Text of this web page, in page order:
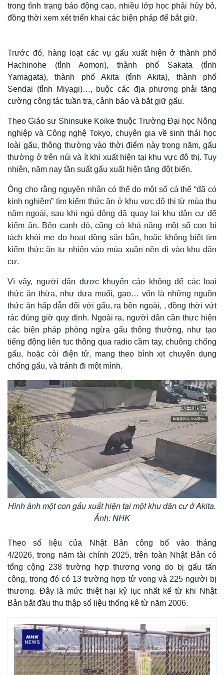
Cuộc sống đó đây
Hồ sơ
Ảnh
E-Magazine
Infographic
trong tình trạng báo động cao, nhiều lớp học phải hủy bỏ,
đồng thời xem xét triển khai các biện pháp để bắt giữ.
Trước đó, hàng loạt các vụ gấu xuất hiện ở thành phố
Hachinohe (tỉnh Aomori), thành phố Sakata (tỉnh
Yamagata), thành phố Akita (tỉnh Akita), thành phố
Sendai (tỉnh Miyagi)…, buộc các địa phương phải tăng
cường công tác tuần tra, cảnh báo và bắt giữ gấu.
Theo Giáo sư Shinsuke Koike thuộc Trường Đại học Nông
nghiệp và Công nghệ Tokyo, chuyên gia về sinh thái học
loài gấu, thông thường vào thời điểm này trong năm, gấu
thường ở trên núi và ít khi xuất hiện tại khu vực đô thị. Tuy
nhiên, năm nay tần suất gấu xuất hiện tăng đột biến.
Ông cho rằng nguyên nhân có thể do một số cá thể “đã có
kinh nghiệm” tìm kiếm thức ăn ở khu vực đô thị từ mùa thu
năm ngoái, sau khi ngủ đông đã quay lại khu dân cư để
kiếm ăn. Bên cạnh đó, cũng có khả năng một số con bị
tách khỏi mẹ do hoạt động săn bắn, hoặc không biết tìm
kiếm thức ăn tự nhiên vào mùa xuân nên đi vào khu dân
cư.
Vì vậy, người dân được khuyến cáo không để các loại
thức ăn thừa, như dưa muối, gạo… vốn là những nguồn
thức ăn hấp dẫn đối với gấu, ra bên ngoài, , đồng thời vứt
rác đúng giờ quy định. Ngoài ra, người dân cần thực hiện
các biện pháp phòng ngừa gấu thông thường, như tạo
tiếng động liên tục thông qua radio cầm tay, chuông chống
gấu, hoặc còi điện tử, mang theo bình xịt chuyên dụng
chống gấu, và tránh đi một mình.
Hình ảnh một con gấu xuất hiện tại một khu dân cư ở Akita.
Ảnh: NHK
Theo số liệu của Nhật Bản công bố vào tháng
4/2026, trong năm tài chính 2025, trên toàn Nhật Bản có
tổng cộng 238 trường hợp thương vong do bị gấu tấn
công, trong đó có 13 trường hợp tử vong và 225 người bị
thương. Đây là mức thiệt hại kỷ lục nhất kể từ khi Nhật
Bản bắt đầu thu thập số liệu thống kê từ năm 2006.